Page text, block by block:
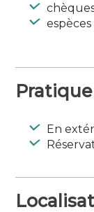
espèces
Pratique
En